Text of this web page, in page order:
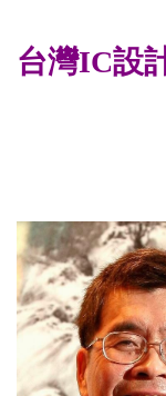
台灣IC設